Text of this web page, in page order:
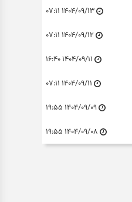
۱۴۰۴/۰۹/۱۳ ۰۷:۱۱
۱۴۰۴/۰۹/۱۲ ۰۷:۱۱
۱۴۰۴/۰۹/۱۱ ۱۶:۴۰
۱۴۰۴/۰۹/۱۱ ۰۷:۱۱
۱۴۰۴/۰۹/۰۹ ۱۹:۵۵
۱۴۰۴/۰۹/۰۸ ۱۹:۵۵